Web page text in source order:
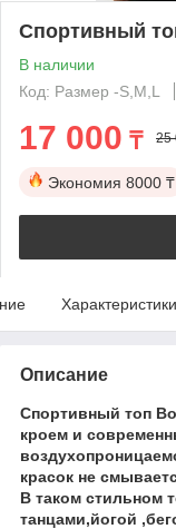
Спортивный
В наличии
Код: Размер -S,М,L
17 000 ₸ 25
Экономия 8000 ₸
Характеристики
Описание
Спортивный топ
кроем и
красок не
В таком стильном
танцами,йогой